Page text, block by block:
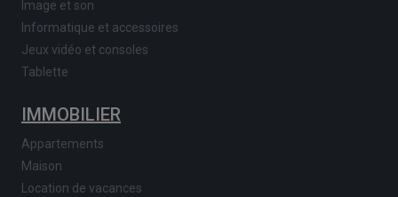
Image et son
Informatique et accessoires
Jeux vidéo et consoles
Tablette
IMMOBILIER
Appartements
Maison
Location de vacances